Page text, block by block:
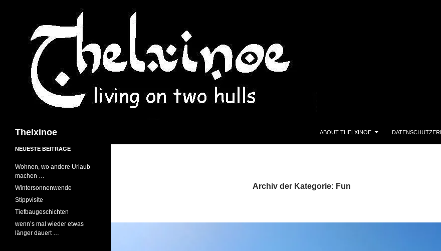
Thelxinoe
ABOUT THELXINOE
Archiv der Kategorie: Fun
NEUESTE BEITRÄGE
Wohnen, wo andere Urlaub
machen …
Wintersonnenwende
Stippvisite
Tiefbaugeschichten
wenn’s mal wieder etwas
länger dauert …